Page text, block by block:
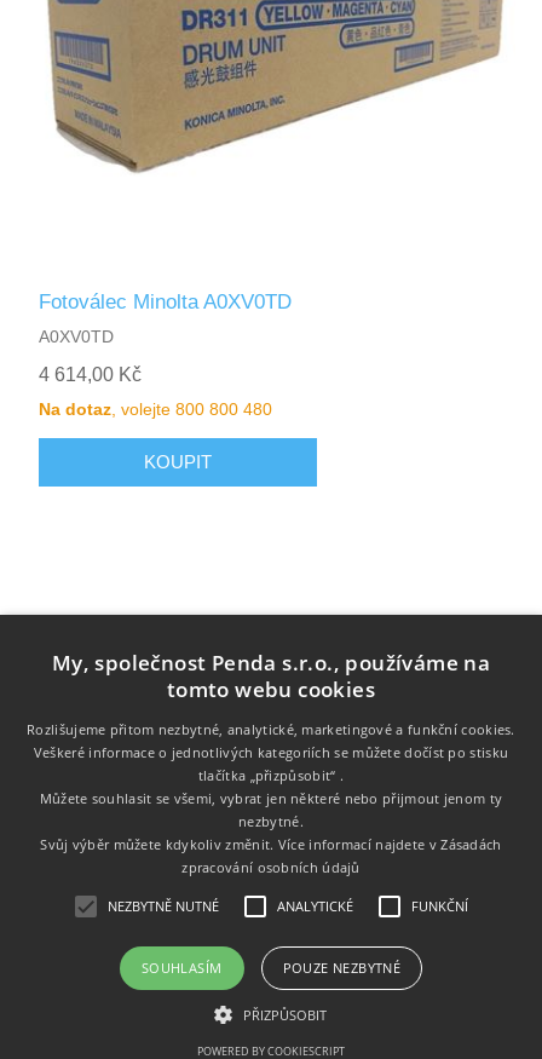
Fotoválec Minolta A0XV0TD
A0XV0TD
4 614,00 Kč
Na dotaz , volejte 800 800 480
Informace
Zákaznický servis
Copyright © 2026 Tonery.cz. Všechna práva vyhrazena.
My, společnost Penda s.r.o., používáme na
tomto webu cookies
Rozlišujeme přitom nezbytné, analytické, marketingové a funkční cookies.
Veškeré informace o jednotlivých kategoriích se můžete dočíst po stisku
tlačítka „přizpůsobit“ .
Můžete souhlasit se všemi, vybrat jen některé nebo přijmout jenom ty
nezbytné.
Svůj výběr můžete kdykoliv změnit. Více informací najdete vZásadách
zpracování osobních údajů
NEZBYTNĚ NUTNÉ ANALYTICKÉ FUNKČNÍ
SOUHLASÍM POUZE NEZBYTNÉ
PŘIZPŮSOBIT
POWERED BY COOKIESCRIPT